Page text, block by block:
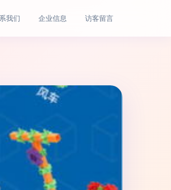
我们 企业信息 访客留言